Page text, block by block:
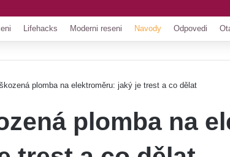
Lifehacks Moderni reseni Navody Odpovedi
plomba na elektroměru: jaký je trest a co dělat
plomba na